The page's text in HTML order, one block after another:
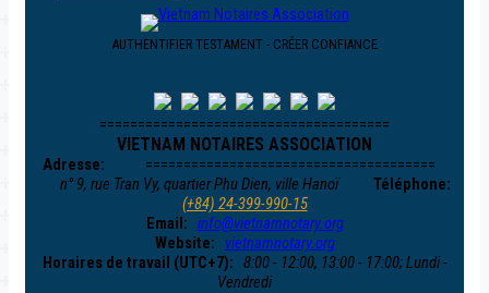
AUTHENTIFIER TESTAMENT - CRÉER CONFIANCE
======================================
VIETNAM NOTAIRES ASSOCIATION
======================================
Adresse:
n° 9, rue Tran Vy, quartier Phu Dien, ville Hanoï
Téléphone:
(+84) 24-399-990-15
Email: info@vietnamnotary.org
Website:
vietnamnotary.org
Horaires de travail (UTC+7): 8:00 - 12:00, 13:00 - 17:00; Lundi -
Vendredi